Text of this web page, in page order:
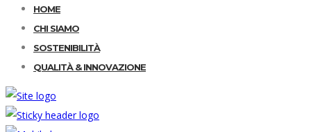
HOME
CHI SIAMO
SOSTENIBILITÀ
QUALITÀ & INNOVAZIONE